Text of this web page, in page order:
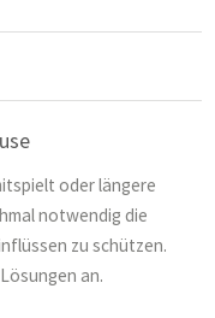
oder längere
notwendig die
zu schützen.
an.